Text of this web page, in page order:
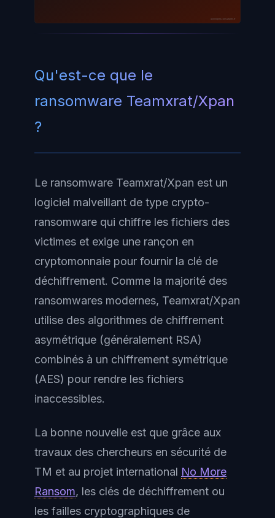
ayinedjimi-consultants.fr
Qu'est-ce que le
ransomware Teamxrat/Xpan
?
Le ransomware Teamxrat/Xpan est un
logiciel malveillant de type crypto-
ransomware qui chiffre les fichiers des
victimes et exige une rançon en
cryptomonnaie pour fournir la clé de
déchiffrement. Comme la majorité des
ransomwares modernes, Teamxrat/Xpan
utilise des algorithmes de chiffrement
asymétrique (généralement RSA)
combinés à un chiffrement symétrique
(AES) pour rendre les fichiers
inaccessibles.
La bonne nouvelle est que grâce aux
travaux des chercheurs en sécurité de
TM et au projet international No More
Ransom, les clés de déchiffrement ou
les failles cryptographiques de